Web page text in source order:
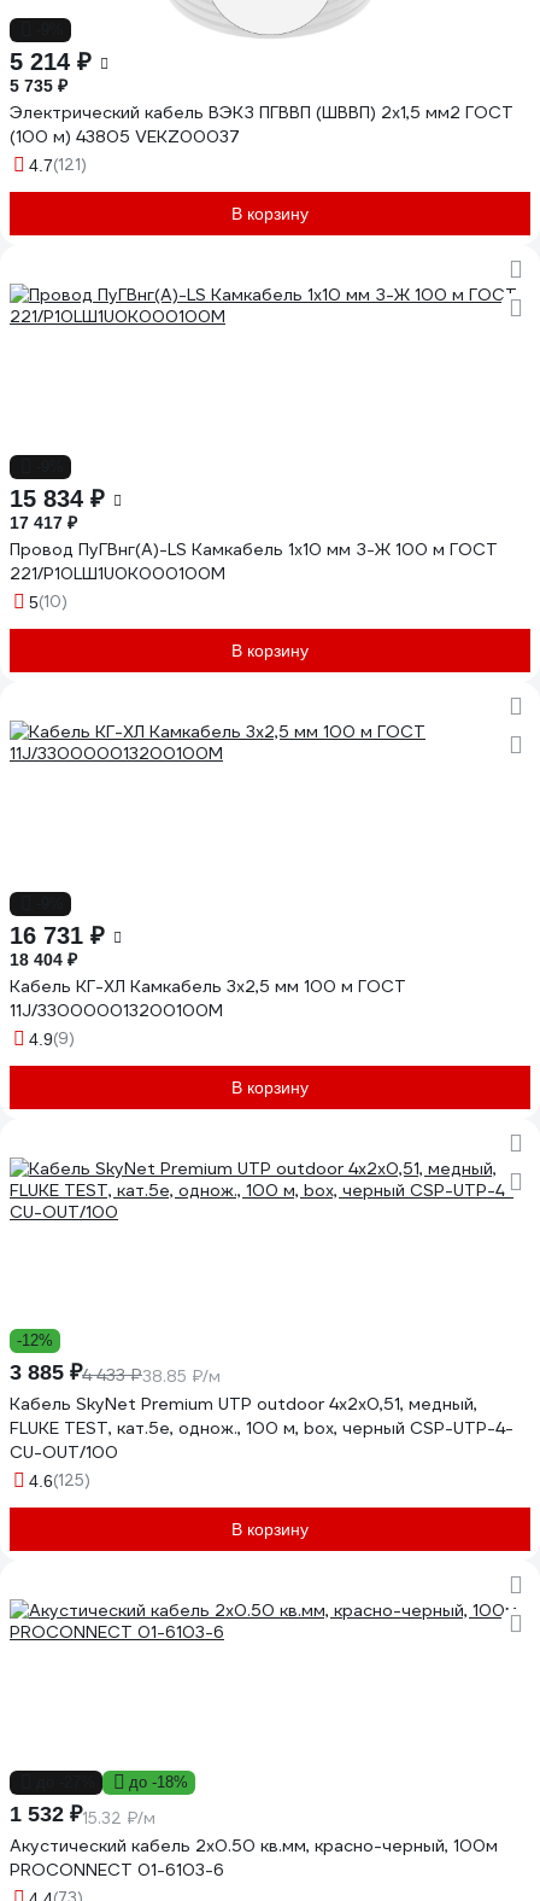
5 214 ₽
5 735 ₽
Электрический кабель ВЭКЗ ПГВВП (ШВВП) 2x1,5 мм2 ГОСТ
(100 м) 43805 VEKZ00037
4.7(121)
В корзину
15 834 ₽
17 417 ₽
Провод ПуГВнг(А)-LS Камкабель 1x10 мм З-Ж 100 м ГОСТ
221/Р10LШ1U0К000100М
5(10)
В корзину
16 731 ₽
18 404 ₽
Кабель КГ-ХЛ Камкабель 3x2,5 мм 100 м ГОСТ
11J/330000013200100М
4.9(9)
В корзину
-12%
3 885 ₽4 433 ₽38.85 ₽/м
Кабель SkyNet Premium UTP outdoor 4x2x0,51, медный,
FLUKE TEST, кат.5e, однож., 100 м, box, черный CSP-UTP-4-
CU-OUT/100
4.6(125)
В корзину
до -18%
1 532 ₽15.32 ₽/м
Акустический кабель 2х0.50 кв.мм, красно-черный, 100м
PROCONNECT 01-6103-6